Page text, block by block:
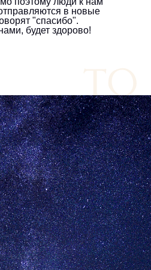
в новые
"спасибо".
будет здорово!